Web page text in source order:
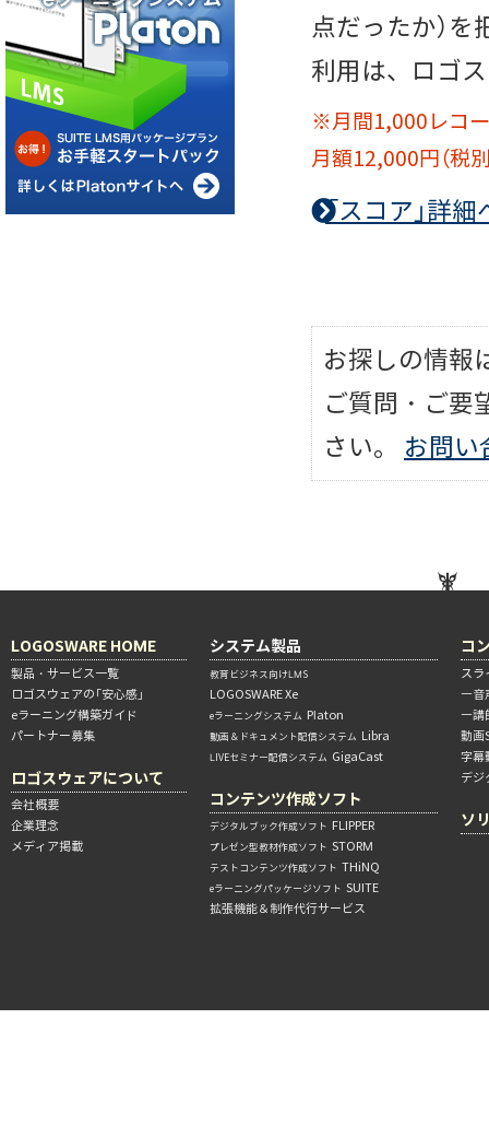
点だったか）
利用は、ロゴ
※月間1,000レコ
月額12,000円（税
「スコア」詳
お探しの情報
ご質問・ご要
さい。 お問い
LOGOSWARE HOME
製品・サービス一覧
ロゴスウェアの「安心感」
eラーニング構築ガイド
パートナー募集
ロゴスウェアについて
会社概要
企業理念
メディア掲載
システム製品
教育ビジネス向けLMS
LOGOSWARE Xe
eラーニングシステム Platon
動画＆ドキュメント配信システム Libra
LIVEセミナー配信システム GigaCast
コンテンツ作成ソフト
デジタルブック作成ソフト FLIPPER
プレゼン型教材作成ソフト STORM
テストコンテンツ作成ソフト THiNQ
eラーニングパッケージソフト SUITE
拡張機能＆制作代行サービス
コ
ス
―音
―講
動画
字幕
デジ
ソ